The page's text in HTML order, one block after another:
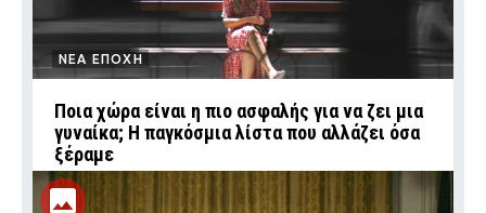
ΝΕΑ ΕΠΟΧΗ
Ποια χώρα είναι η πιο ασφαλής για να ζει μια
γυναίκα; Η παγκόσμια λίστα που αλλάζει όσα
ξέραμε